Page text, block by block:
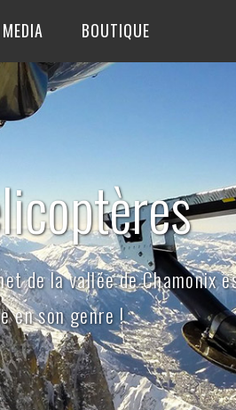
MEDIA BOUTIQUE
de la vallée de Chamonix
en son genre !